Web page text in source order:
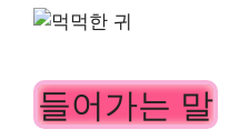
들어가는 말